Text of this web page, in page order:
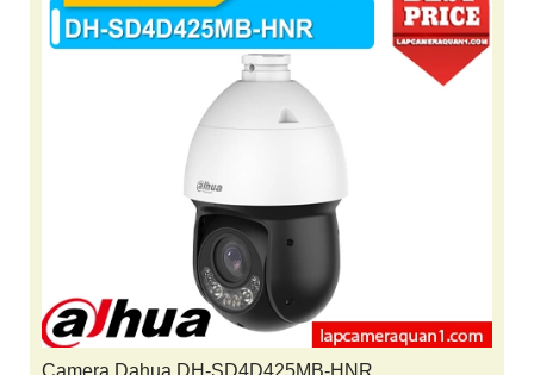
Camera Dahua DH-SD4D425MB-HNR